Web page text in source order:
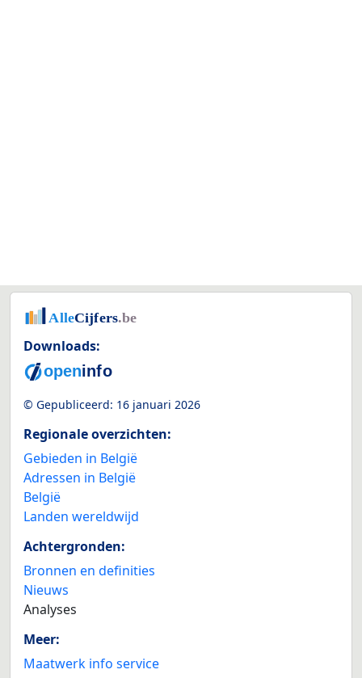
Downloads:
© Gepubliceerd: 16 januari 2026
Regionale overzichten:
Gebieden in België
Adressen in België
België
Landen wereldwijd
Achtergronden:
Bronnen en definities
Nieuws
Analyses
Meer:
Maatwerk info service